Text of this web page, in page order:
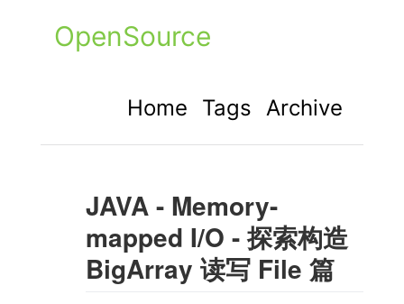
OpenSource
Home Tags Archive
JAVA - Memory-
mapped I/O - 探索构造
BigArray 读写 File 篇